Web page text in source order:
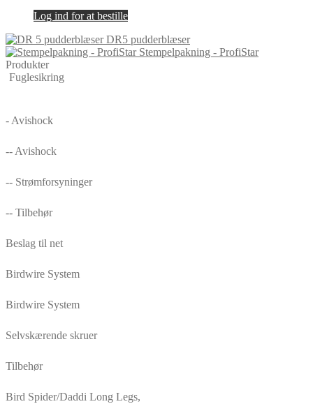
Log ind for at bestille
DR5 pudderblæser
Stempelpakning - ProfiStar
Produkter
Fuglesikring
- Avishock
-- Avishock
-- Strømforsyninger
-- Tilbehør
Beslag til net
Birdwire System
Birdwire System
Selvskærende skruer
Tilbehør
Bird Spider/Daddi Long Legs,